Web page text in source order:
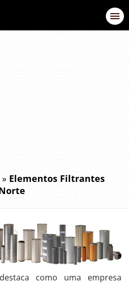
» Elementos Filtrantes
como uma empresa